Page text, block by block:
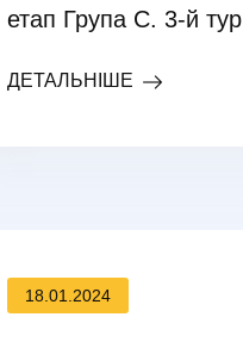
етап Група С. 3-й тур
ДЕТАЛЬНІШЕ
18.01.2024